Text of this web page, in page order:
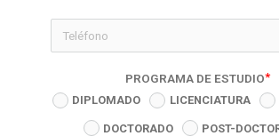
PROGRAMA DE ESTUDIO
DIPLOMADO LICENCIATURA
DOCTORADO POST-